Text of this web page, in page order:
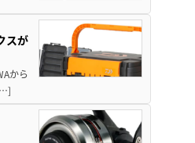
スが
から